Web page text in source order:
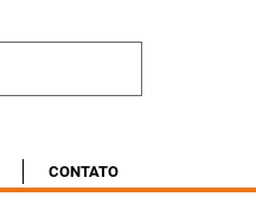
CONTATO